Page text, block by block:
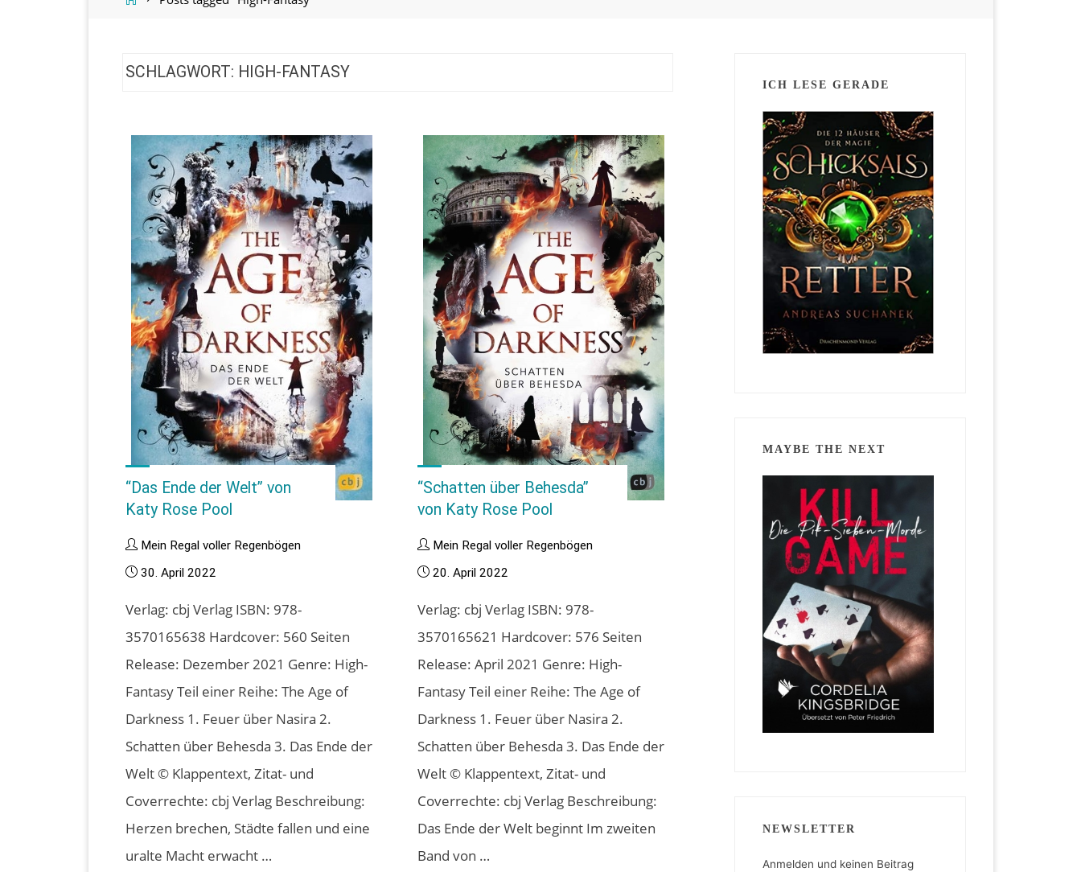
SCHLAGWORT: HIGH-FANTASY
“Das Ende der Welt” von
Katy Rose Pool
Mein Regal voller Regenbögen
30. April 2022
Verlag: cbj Verlag ISBN: 978-
3570165638 Hardcover: 560 Seiten
Release: Dezember 2021 Genre: High-
Fantasy Teil einer Reihe: The Age of
Darkness 1. Feuer über Nasira 2.
Schatten über Behesda 3. Das Ende der
Welt © Klappentext, Zitat- und
Coverrechte: cbj Verlag Beschreibung:
Herzen brechen, Städte fallen und eine
uralte Macht erwacht …
“Schatten über Behesda”
von Katy Rose Pool
Mein Regal voller Regenbögen
20. April 2022
Verlag: cbj Verlag ISBN: 978-
3570165621 Hardcover: 576 Seiten
Release: April 2021 Genre: High-
Fantasy Teil einer Reihe: The Age of
Darkness 1. Feuer über Nasira 2.
Schatten über Behesda 3. Das Ende der
Welt © Klappentext, Zitat- und
Coverrechte: cbj Verlag Beschreibung:
Das Ende der Welt beginnt Im zweiten
Band von …
ICH LESE GERADE
MAYBE THE NEXT
NEWSLETTER
Anmelden und keinen Beitrag